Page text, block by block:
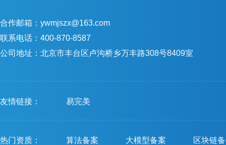
合作邮箱：ywmjszx@163.com
联系电话：400-870-8587
公司地址：北京市丰台区卢沟桥乡万丰路308号8409室
友情链接： 易完美
热门资质： 算法备案 大模型备案
区块链